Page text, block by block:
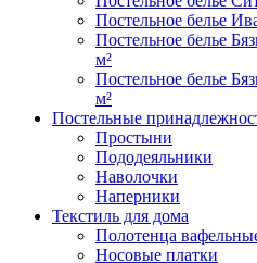
Постельное белье
Постельное белье
м²
Постельное белье
м²
Постельные
Простыни
Пододеяльники
Наволочки
Наперники
Текстиль для дома
Полотенца
Носовые платки